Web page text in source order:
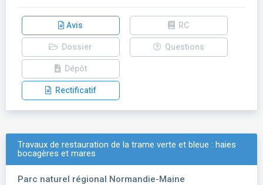
Avis RC
Dossier Questions
Dépôt
Rectificatif
Travaux de restauration de la trame verte et bleue : haies
bocagères et mares
Parc naturel régional Normandie-Maine